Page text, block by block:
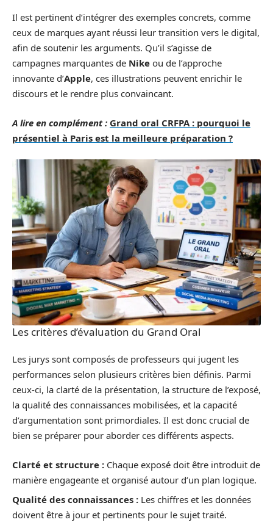
Il est pertinent d’intégrer des exemples concrets, comme
ceux de marques ayant réussi leur transition vers le digital,
afin de soutenir les arguments. Qu’il s’agisse de
campagnes marquantes de Nike ou de l’approche
innovante d’Apple, ces illustrations peuvent enrichir le
discours et le rendre plus convaincant.
A lire en complément : Grand oral CRFPA : pourquoi le
présentiel à Paris est la meilleure préparation ?
Les critères d’évaluation du Grand Oral
Les jurys sont composés de professeurs qui jugent les
performances selon plusieurs critères bien définis. Parmi
ceux-ci, la clarté de la présentation, la structure de l’exposé,
la qualité des connaissances mobilisées, et la capacité
d’argumentation sont primordiales. Il est donc crucial de
bien se préparer pour aborder ces différents aspects.
Clarté et structure : Chaque exposé doit être introduit de
manière engageante et organisé autour d’un plan logique.
Qualité des connaissances : Les chiffres et les données
doivent être à jour et pertinents pour le sujet traité.